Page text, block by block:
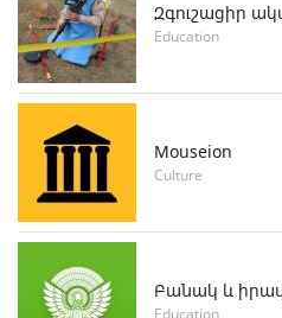
Զգուշացիր
Education
Mouseion
Culture
Բանակ և
Education